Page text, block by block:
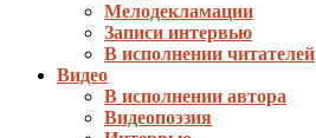
Мелодекламации
Записи интервью
В исполнении читателей
Видео
В исполнении автора
Видеопоэзия